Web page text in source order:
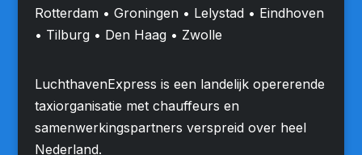
Rotterdam • Groningen • Lelystad • Eindhoven
• Tilburg • Den Haag • Zwolle
LuchthavenExpress is een landelijk opererende
taxiorganisatie met chauffeurs en
samenwerkingspartners verspreid over heel
Nederland.